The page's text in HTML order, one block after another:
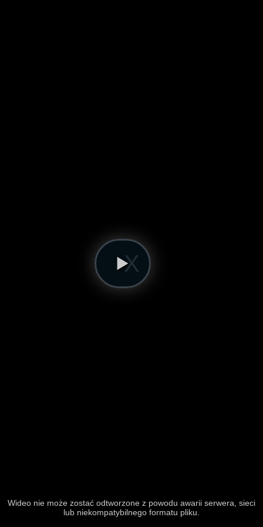
Wideo nie może zostać odtworzone z powodu awarii serwera, sieci
lub niekompatybilnego formatu pliku.